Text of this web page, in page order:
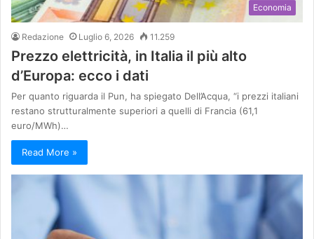
Economia
Redazione Luglio 6, 2026 11.259
Prezzo elettricità, in Italia il più alto
d’Europa: ecco i dati
Per quanto riguarda il Pun, ha spiegato Dell’Acqua, “i prezzi italiani
restano strutturalmente superiori a quelli di Francia (61,1
euro/MWh)…
Read More »